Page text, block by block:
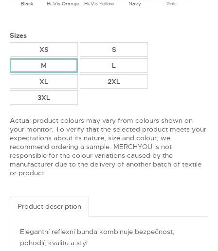
Black Hi-Vis Orange Hi-Vis Yellow Navy Pink
Sizes
XS
S
M
L
XL
2XL
3XL
Actual product colours may vary from colours shown on
your monitor. To verify that the selected product meets your
expectations about its nature, size and colour, we
recommend ordering a sample. MERCHYOU is not
responsible for the colour variations caused by the
manufacturer due to the delivery of another batch of textile
or product.
Product description
Elegantní reflexní bunda kombinuje bezpečnost,
pohodlí, kvalitu a styl